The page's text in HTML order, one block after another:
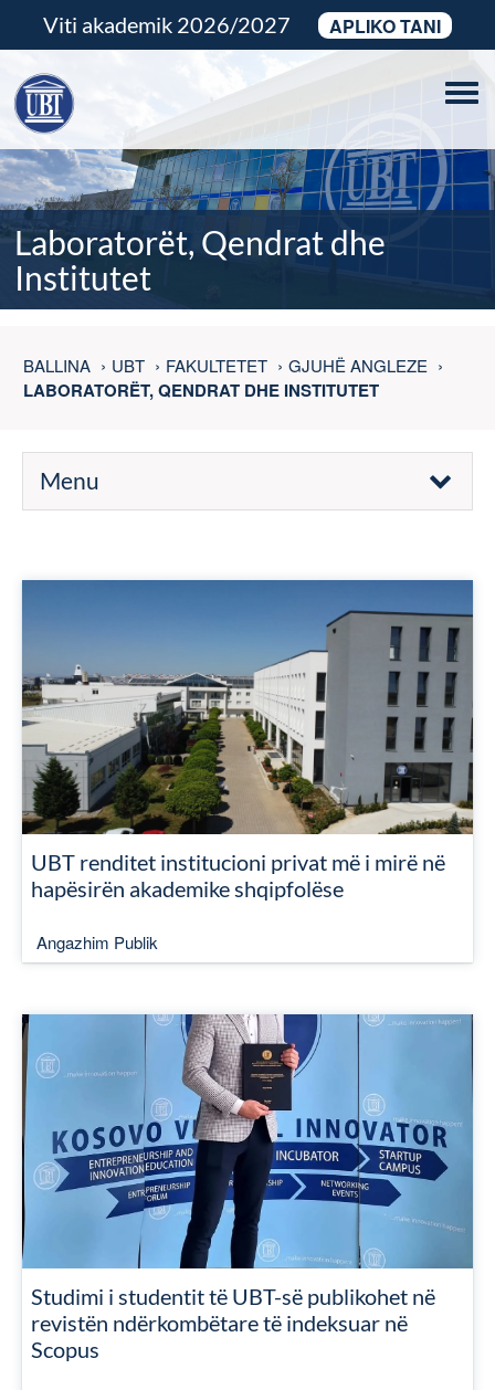
Viti akademik 2026/2027 APLIKO TANI
Laboratorët, Qendrat dhe
Institutet
BALLINA UBT FAKULTETET GJUHË ANGLEZE
LABORATORËT, QENDRAT DHE INSTITUTET
Menu
UBT renditet institucioni privat më i mirë në
hapësirën akademike shqipfolëse
Angazhim Publik
Studimi i studentit të UBT-së publikohet në
revistën ndërkombëtare të indeksuar në
Scopus